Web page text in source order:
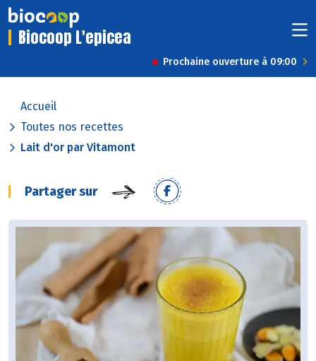
Biocoop L'epicea
Prochaine ouverture à 09:00
Accueil
Toutes nos recettes
Lait d'or par Vitamont
Partager sur